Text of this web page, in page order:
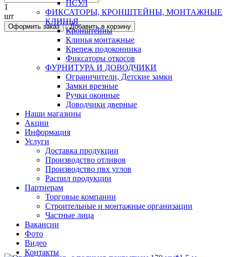
ПСУЛ
ФИКСАТОРЫ, КРОНШТЕЙНЫ, МОНТАЖНЫЕ
КЛИНЬЯ
Кронштейны
Клинья монтажные
Крепеж подоконника
Фиксаторы откосов
ФУРНИТУРА И ДОВОДЧИКИ
Ограничители, Детские замки
Замки врезные
Ручки оконные
Доводчики дверные
Наши магазины
Акции
Информация
Услуги
Доставка продукции
Производство отливов
Производство пвх углов
Распил продукции
Партнерам
Торговые компании
Строительные и монтажные организации
Частные лица
Вакансии
Фото
Видео
Контакты
1
шт
Оформить заказ Добавить в корзину